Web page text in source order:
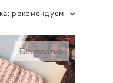
рекомендуем
Бесплатно